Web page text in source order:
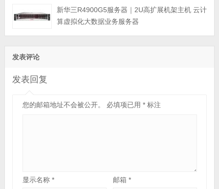
新华三R4900G5服务器｜2U高扩展机架主机 云计
算虚拟化大数据业务服务器
发表评论
发表回复
您的邮箱地址不会被公开。 必填项已用 *标注
显示名称 * 邮箱*